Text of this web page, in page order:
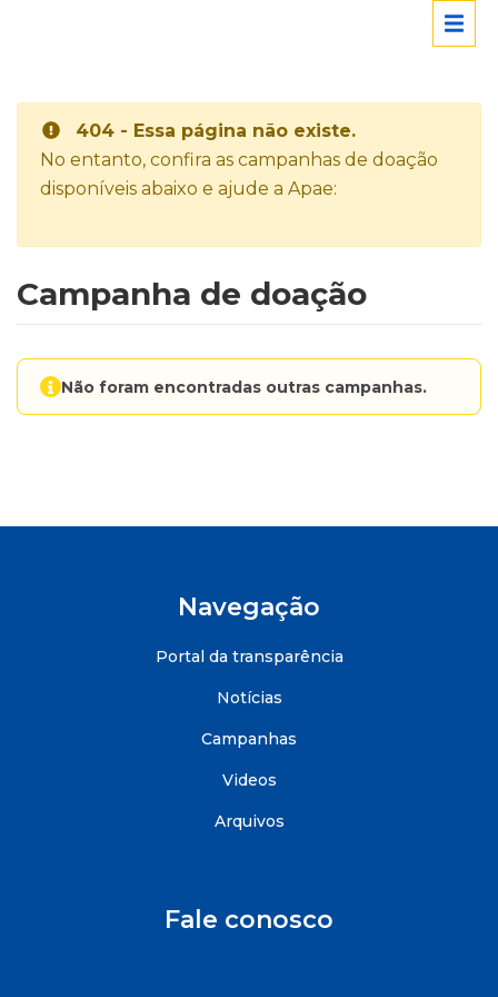
404 - Essa página não existe.
No entanto, confira as campanhas de doação
disponíveis abaixo e ajude a Apae:
Campanha de doação
Não foram encontradas outras campanhas.
Navegação
Portal da transparência
Notícias
Campanhas
Videos
Arquivos
Fale conosco